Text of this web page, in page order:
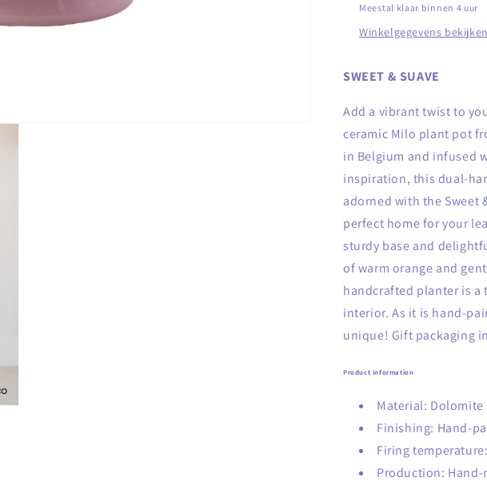
Meestal klaar binnen 4 uur
Winkelgegevens bekijken
SWEET & SUAVE
Add a vibrant twist to
ceramic Milo plant pot
in Belgium and infused
inspiration, this dual-
adorned with the Sweet
perfect home for your
sturdy base and
of warm orange and
handcrafted planter is a
interior. As it is hand-
unique! Gift packaging
Product information
Material: Dolomite
Finishing: Hand-
Firing temperature:
Production: